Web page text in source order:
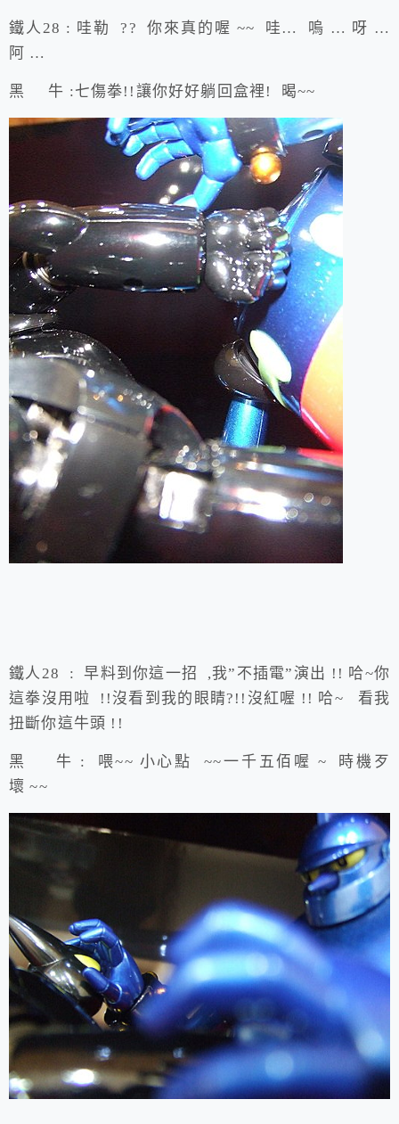
鐵人28 : 哇勒 ?? 你來真的喔 ~~ 哇… 嗚 … 呀 …
阿 …
黑 牛 :七傷拳!!讓你好好躺回盒裡! 暍~~
鐵人28 : 早料到你這一招 ,我”不插電”演出 !! 哈~你
這拳沒用啦 !!沒看到我的眼睛?!!沒紅喔 !! 哈~ 看我
扭斷你這牛頭 !!
黑 牛 : 喂~~ 小心點 ~~一千五佰喔 ~ 時機歹
壞 ~~